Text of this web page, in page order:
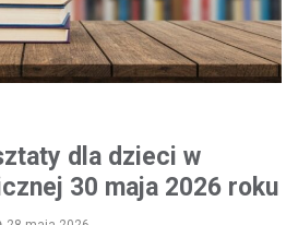
dla dzieci w
30 maja 2026 roku